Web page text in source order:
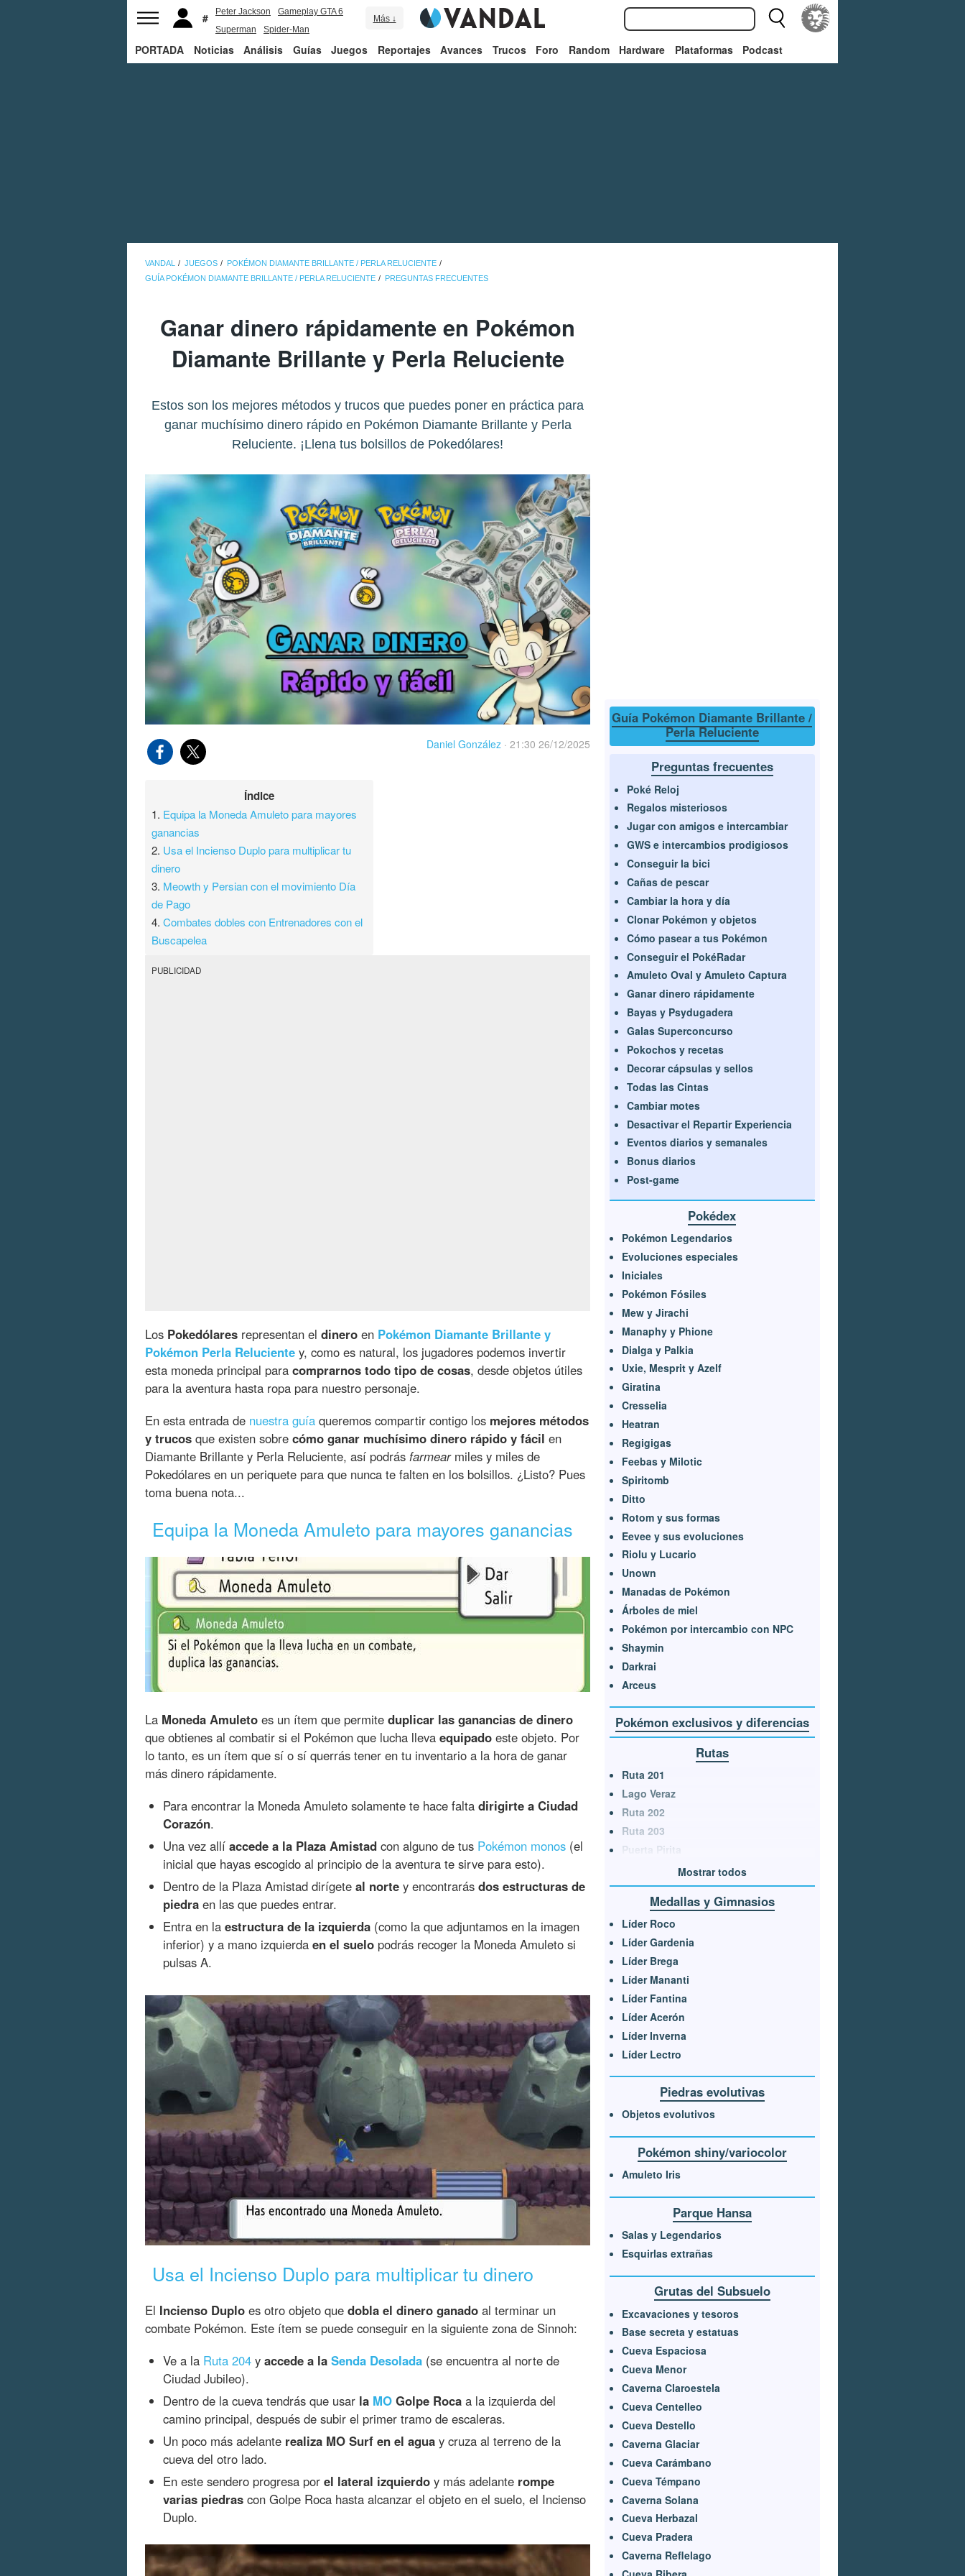
Peter Jackson
Gameplay GTA 6
Superman
Spider-Man
Más ↓
PORTADA Noticias Análisis Guías Juegos Reportajes Avances Trucos Foro Random Hardware Plataformas Podcast
VANDAL JUEGOS
POKÉMON DIAMANTE BRILLANTE / PERLA RELUCIENTE
GUÍA POKÉMON DIAMANTE BRILLANTE / PERLA RELUCIENTE
PREGUNTAS FRECUENTES
Ganar dinero rápidamente en Pokémon
Diamante Brillante y Perla Reluciente
Estos son los mejores métodos y trucos que puedes poner en práctica para
ganar muchísimo dinero rápido en Pokémon Diamante Brillante y Perla
Reluciente. ¡Llena tus bolsillos de Pokedólares!
Daniel González · 21:30 26/12/2025
Índice
1. Equipa la Moneda Amuleto para mayores
ganancias
2. Usa el Incienso Duplo para multiplicar tu
dinero
3. Meowth y Persian con el movimiento Día
de Pago
4.Combates dobles con Entrenadores con el
Buscapelea
PUBLICIDAD
Los Pokedólares representan el dinero en Pokémon Diamante Brillante y
Pokémon Perla Reluciente y, como es natural, los jugadores podemos invertir
esta moneda principal para comprarnos todo tipo de cosas, desde objetos útiles
para la aventura hasta ropa para nuestro personaje.
En esta entrada de nuestra guía queremos compartir contigo los mejores métodos
y trucos que existen sobre cómo ganar muchísimo dinero rápido y fácil en
Diamante Brillante y Perla Reluciente, así podrás farmearmiles y miles de
Pokedólares en un periquete para que nunca te falten en los bolsillos. ¿Listo? Pues
toma buena nota...
Equipa la Moneda Amuleto para mayores ganancias
La Moneda Amuleto es un ítem que permite duplicar las ganancias de dinero
que obtienes al combatir si el Pokémon que lucha lleva equipado este objeto. Por
lo tanto, es un ítem que sí o sí querrás tener en tu inventario a la hora de ganar
más dinero rápidamente.
Para encontrar la Moneda Amuleto solamente te hace falta dirigirte a Ciudad
Corazón.
Una vez allí accede a la Plaza Amistad con alguno de tus Pokémon monos (el
inicial que hayas escogido al principio de la aventura te sirve para esto).
Dentro de la Plaza Amistad dirígete al norte y encontrarás dos estructuras de
piedra en las que puedes entrar.
Entra en la estructura de la izquierda (como la que adjuntamos en la imagen
inferior) y a mano izquierda en el suelo podrás recoger la Moneda Amuleto si
pulsas A.
Usa el Incienso Duplo para multiplicar tu dinero
El Incienso Duplo es otro objeto que dobla el dinero ganado al terminar un
combate Pokémon. Este ítem se puede conseguir en la siguiente zona de Sinnoh:
Ve a la Ruta 204 y accede a la Senda Desolada (se encuentra al norte de
Ciudad Jubileo).
Dentro de la cueva tendrás que usar la MO Golpe Roca a la izquierda del
camino principal, después de subir el primer tramo de escaleras.
Un poco más adelante realiza MO Surf en el agua y cruza al terreno de la
cueva del otro lado.
En este sendero progresa por el lateral izquierdo y más adelante rompe
varias piedras con Golpe Roca hasta alcanzar el objeto en el suelo, el Incienso
Duplo.
Guía Pokémon Diamante Brillante /
Perla Reluciente
Preguntas frecuentes
Poké Reloj
Regalos misteriosos
Jugar con amigos e intercambiar
GWS e intercambios prodigiosos
Conseguir la bici
Cañas de pescar
Cambiar la hora y día
Clonar Pokémon y objetos
Cómo pasear a tus Pokémon
Conseguir el PokéRadar
Amuleto Oval y Amuleto Captura
Ganar dinero rápidamente
Bayas y Psydugadera
Galas Superconcurso
Pokochos y recetas
Decorar cápsulas y sellos
Todas las Cintas
Cambiar motes
Desactivar el Repartir Experiencia
Eventos diarios y semanales
Bonus diarios
Post-game
Pokédex
Pokémon Legendarios
Evoluciones especiales
Iniciales
Pokémon Fósiles
Mew y Jirachi
Manaphy y Phione
Dialga y Palkia
Uxie, Mesprit y Azelf
Giratina
Cresselia
Heatran
Regigigas
Feebas y Milotic
Spiritomb
Ditto
Rotom y sus formas
Eevee y sus evoluciones
Riolu y Lucario
Unown
Manadas de Pokémon
Árboles de miel
Pokémon por intercambio con NPC
Shaymin
Darkrai
Arceus
Pokémon exclusivos y diferencias
Rutas
Ruta 201
Lago Veraz
Ruta 202
Ruta 203
Puerta Pirita
Mostrar todos
Medallas y Gimnasios
Líder Roco
Líder Gardenia
Líder Brega
Líder Mananti
Líder Fantina
Líder Acerón
Líder Inverna
Líder Lectro
Piedras evolutivas
Objetos evolutivos
Pokémon shiny/variocolor
Amuleto Iris
Parque Hansa
Salas y Legendarios
Esquirlas extrañas
Grutas del Subsuelo
Excavaciones y tesoros
Base secreta y estatuas
Cueva Espaciosa
Cueva Menor
Caverna Claroestela
Cueva Centelleo
Cueva Destello
Caverna Glaciar
Cueva Carámbano
Cueva Témpano
Caverna Solana
Cueva Herbazal
Cueva Pradera
Caverna Reflelago